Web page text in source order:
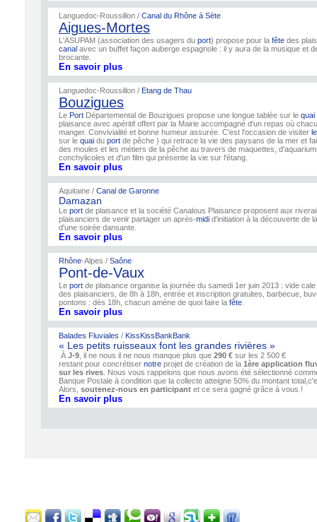
Languedoc-Roussillon / Canal du Rhône à Sète
Aigues-Mortes
L'ASUPAM (association des usagers du port) propose pour la fête des
canal avec un buffet façon auberge espagnole : il y aura de la musique et
brocante.
En savoir plus
Languedoc-Roussillon / Etang de Thau
Bouzigues
Le Port Départemental de Bouzigues propose une longue tablée sur le quai
plaisance avec apéritif offert par la Mairie accompagné d'un repas où
manger. Convivialité et bonne humeur assurée. C'est l'occasion de visiter
sur le quai du port de pêche ) qui retrace la vie des paysans de la mer et
des moules et les métiers de la pêche au travers de maquettes,
conchylicoles et d'un film qui présente la vie sur l'étang.
En savoir plus
Aquitaine / Canal de Garonne
Damazan
Le port de plaisance et la société Canalous Plaisance proposent aux
plaisanciers de venir partager un après-midi d'initiation à la découverte de
d'une soirée dansante.
En savoir plus
Rhône-Alpes / Saône
Pont-de-Vaux
Le port de plaisance organise la journée du samedi 1er juin 2013 : vide
des plaisanciers, de 8h à 18h, entrée et inscription gratuites, barbecue,
pontons : dès 18h, chacun amène de quoi faire la fête
En savoir plus
Balades Fluviales / KissKissBankBank
« Les petits ruisseaux font les grandes rivières »
À J-9 , il ne nous il ne nous manque plus que 290 € sur les 2 500 €
restant pour concrétiser notre projet de création de la 1ère application
sur les rives . Nous vous rappelons que nous avons été sélectionné
Banque Postale à condition que la collecte atteigne 50% du montant
Alors, soutenez-nous en participant et ce sera gagné grâce à vous !
En savoir plus